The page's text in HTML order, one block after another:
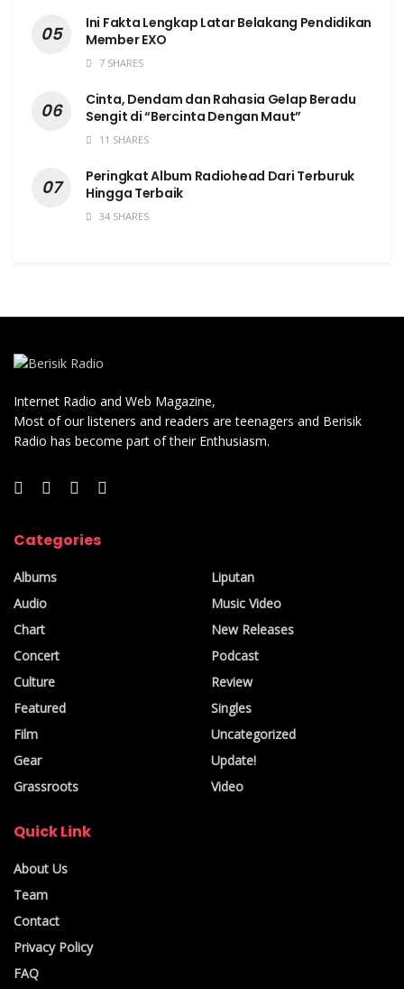
Ini Fakta Lengkap Latar Belakang Pendidikan
Member EXO
7 SHARES
Cinta, Dendam dan Rahasia Gelap Beradu
Sengit di “Bercinta Dengan Maut”
11 SHARES
Peringkat Album Radiohead Dari Terburuk
Hingga Terbaik
34 SHARES
Internet Radio and Web Magazine,
Most of our listeners and readers are teenagers and Berisik
Radio has become part of their Enthusiasm.
Categories
Albums
Audio
Chart
Concert
Culture
Featured
Film
Gear
Grassroots
Liputan
Music Video
New Releases
Podcast
Review
Singles
Uncategorized
Update!
Video
Quick Link
About Us
Team
Contact
Privacy Policy
FAQ